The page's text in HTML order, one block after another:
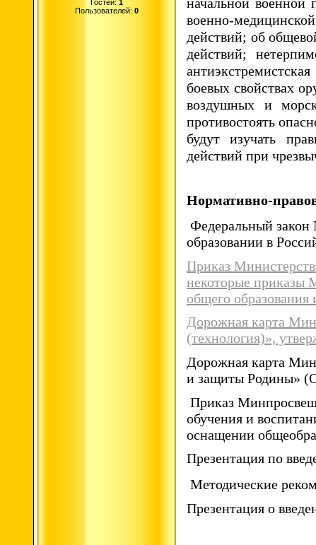
Гостей: 1
Пользователей: 0
военно-
действий; об
действий;
боевых свойствах
воздушных и
противостоять
будут изучать
действий при
Нормативно-
Федеральный
образовании в
Приказ
некоторые приказы
общего образования
Дорожная карта
(технология)»,
Дорожная карта
и защиты Родины»
Приказ
обучения и
оснащении
Презентация по
Методические
Презентация о